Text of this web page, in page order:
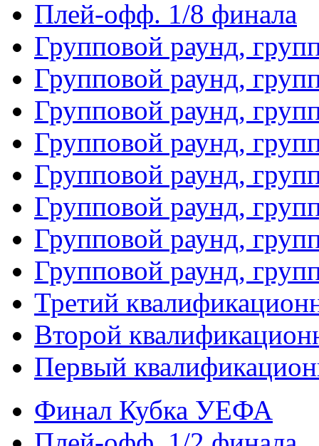
Плей-офф. 1/8 финала
Групповой раунд,
Групповой раунд,
Групповой раунд,
Групповой раунд,
Групповой раунд,
Групповой раунд,
Групповой раунд,
Групповой раунд,
Третий
Второй
Первый
Финал Кубка УЕФА